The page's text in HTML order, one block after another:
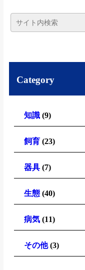
Category
知識(9)
飼育(23)
器具(7)
生態(40)
病気(11)
その他(3)